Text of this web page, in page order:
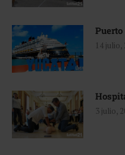
14 julio,
3 julio,